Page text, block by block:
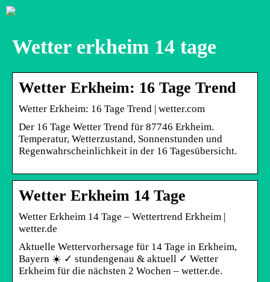
Wetter erkheim 14 tage
Wetter Erkheim: 16 Tage Trend
Wetter Erkheim: 16 Tage Trend | wetter.com
Der 16 Tage Wetter Trend für 87746 Erkheim.
Temperatur, Wetterzustand, Sonnenstunden und
Regenwahrscheinlichkeit in der 16 Tagesübersicht.
Wetter Erkheim 14 Tage
Wetter Erkheim 14 Tage – Wettertrend Erkheim |
wetter.de
Aktuelle Wettervorhersage für 14 Tage in Erkheim,
Bayern ☀️ ✓ stundengenau & aktuell ✓ Wetter
Erkheim für die nächsten 2 Wochen – wetter.de.